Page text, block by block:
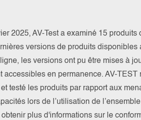
2025, AV-Test a examiné 15
versions de produits
les versions ont pu être mises à
accessibles en permanence. AV-TEST
testé les produits par rapport aux
lors de l’utilisation de
plus d'informations sur le